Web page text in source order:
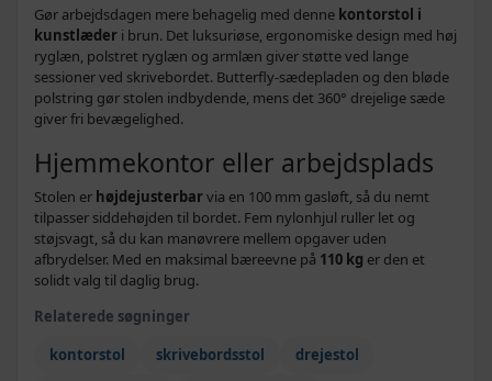
Gør arbejdsdagen mere behagelig med denne kontorstol i
kunstlæder i brun. Det luksuriøse, ergonomiske design med høj
ryglæn, polstret ryglæn og armlæn giver støtte ved lange
sessioner ved skrivebordet. Butterfly-sædepladen og den bløde
polstring gør stolen indbydende, mens det 360° drejelige sæde
giver fri bevægelighed.
Hjemmekontor eller arbejdsplads
Stolen er højdejusterbarvia en 100 mm gasløft, så du nemt
tilpasser siddehøjden til bordet. Fem nylonhjul ruller let og
støjsvagt, så du kan manøvrere mellem opgaver uden
afbrydelser. Med en maksimal bæreevne på 110 kg er den et
solidt valg til daglig brug.
Relaterede søgninger
kontorstol
skrivebordsstol
drejestol